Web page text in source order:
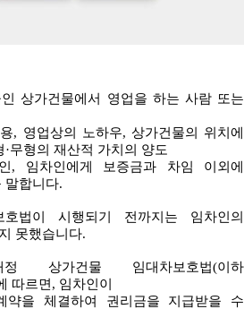
상가건물에서 영업을 하는 사람 또는
, 영업상의 노하우, 상가건물의 위치에
무형의 재산적 가치의 양도
, 임차인에게 보증금과 차임 이외에
말합니다.
호법이 시행되기 전까지는 임차인의
못했습니다.
상가건물 임대차보호법(이하
따르면, 임차인이
약을 체결하여 권리금을 지급받을 수